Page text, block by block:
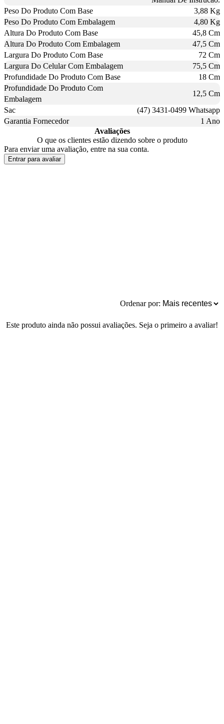
Peso Do Produto Com Base
3,88 Kg
Peso Do Produto Com Embalagem
4,80 Kg
Altura Do Produto Com Base
45,8 Cm
Altura Do Produto Com Embalagem
47,5 Cm
Largura Do Produto Com Base
72 Cm
Largura Do Celular Com Embalagem
75,5 Cm
Profundidade Do Produto Com Base
18 Cm
Profundidade Do Produto Com
Embalagem
12,5 Cm
Sac
(47) 3431-0499 Whatsapp
Garantia Fornecedor
1 Ano
Avaliações
O que os clientes estão dizendo sobre o produto
Para enviar uma avaliação, entre na sua conta.
Entrar para avaliar
Ordenar por:
Este produto ainda não possui avaliações. Seja o primeiro a avaliar!